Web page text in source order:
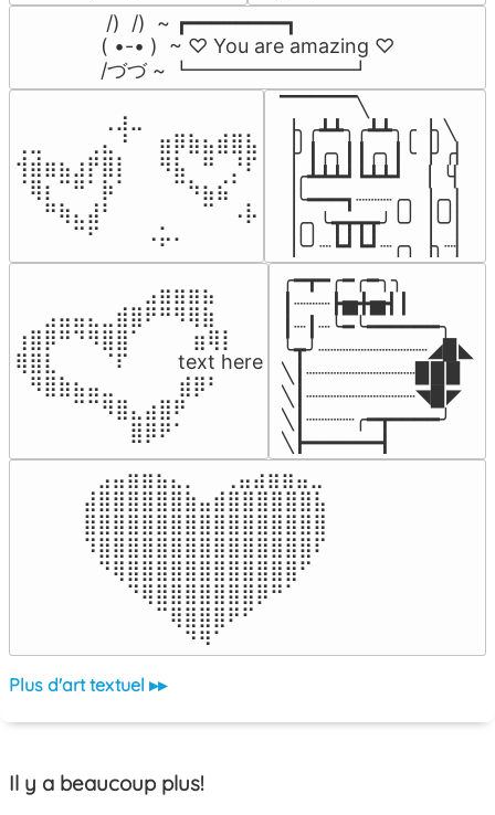
/)  /)  ~ ┏━━━━━━━━┓
( •-• )  ~ ♡ You are amazing ♡
/づづ ~ ┗━━━━━━━━┛
⠀⠀⠀⠀⠀⠀⢀⣰⣀⠀⠀⠀⠀⠀⠀⠀⠀
⢀⣀⠀⠀⠀⢀⣄⠘⠀⠀⣶⡿⣷⣦⣾⣿⣧
⢺⣾⣶⣦⣰⡟⣿⡇⠀⠀⠻⣧⠀⠛⠀⡘⠏
⠈⢿⡆⠉⠛⠁⡷⠁⠀⠀⠀⠉⠳⣦⣮⠁⠀
⠀⠀⠛⢷⣄⣼⠃⠀⠀⠀⠀⠀⠀⠉⠀⠠⡧
⠀⠀⠀⠀⠉⠋⠀⠀⠀⠠⡥⠄⠀⠀⠀⠀⠀
▔▔▔▔▔╲
▕╮╭┻┻╮╭┻┻╮╭▕╮╲
▕╯┃╭╮┃┃╭╮┃╰▕╯╭▏
▕╭┻┻┻┛┗┻┻┛  ▕  ╰▏
▕╰━━━┓┈┈┈╭╮▕╭╮▏
▕╭╮╰┳┳┳┳╯╰╯▕╰╯▏
▕╰╯┈┗┛┗┛┈╭╮▕╮┈▏
⠀⠀⠀⠀⠀⠀⠀⠀⠀⣠⣶⣶⣶⣦⠀⠀
⠀⠀⣠⣤⣤⣄⣀⣾⣿⠟⠛⠻⢿⣷⠀
⢰⣿⡿⠛⠙⠻⣿⣿⠁⠀⠀ ⠀⣶⢿⡇
⢿⣿⣇⠀⠀⠀⠈⠏⠀⠀⠀ text here
⠀⠻⣿⣷⣦⣤⣀⠀⠀⠀ ⠀⣾⡿⠃⠀
⠀⠀⠀⠀⠉⠉⠻⣿⣄⣴⣿⠟⠀⠀⠀
⠀⠀⠀⠀⠀⠀⠀⠀⣿⡿⠟⠁⠀⠀⠀
╭━┳━╭━╭━╮╮
┃┈┈┈┣▅╋▅┫┃
┃┈┃┈╰━╰━━━━━━╮
╰┳╯┈┈┈┈┈┈┈┈┈◢▉◣
╲┃┈┈┈┈┈┈┈┈┈▉▉▉
╲┃┈┈┈┈┈┈┈┈┈◥▉◤
╲┃┈┈┈┈╭━┳━━━━╯
╲┣━━━━━━┫﻿
⠀⣠⣤⣶⣶⣦⣄⡀  ⠀⢀⣤⣴⣶⣶⣤⣀⠀
⣼⣿⣿⣿⣿⣿⣿⣷⣤⣾⣿⣿⣿⣿⣿⣿⣧
⣿⣿⣿⣿⣿⣿⣿⣿⣿⣿⣿⣿⣿⣿⣿⣿⣿
⠹⣿⣿⣿⣿⣿⣿⣿⣿⣿⣿⣿⣿⣿⣿⣿⠏
⠀⠙⢿⣿⣿⣿⣿⣿⣿⣿⣿⣿⣿⣿⣿⠋⠀
⠀⠀⠀⠙⢿⣿⣿⣿⣿⣿⣿⣿⡿⠛⠁⠀⠀
⠀⠀⠀⠀⠀⠉⢿⣿⣿⣿⠟⠋⠀⠀⠀⠀⠀
⠀⠀⠀⠀⠀⠀⠀⠙⠻⠁⠀⠀⠀⠀⠀⠀⠀⠀⠀⠀⠀⠀⠀
Plus d'art textuel ▸▸
Il y a beaucoup plus!